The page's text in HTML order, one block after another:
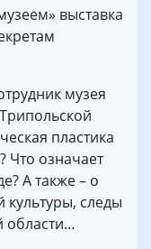
выставка
музея
пластика
Что означает
А также – о
культуры, следы
области…